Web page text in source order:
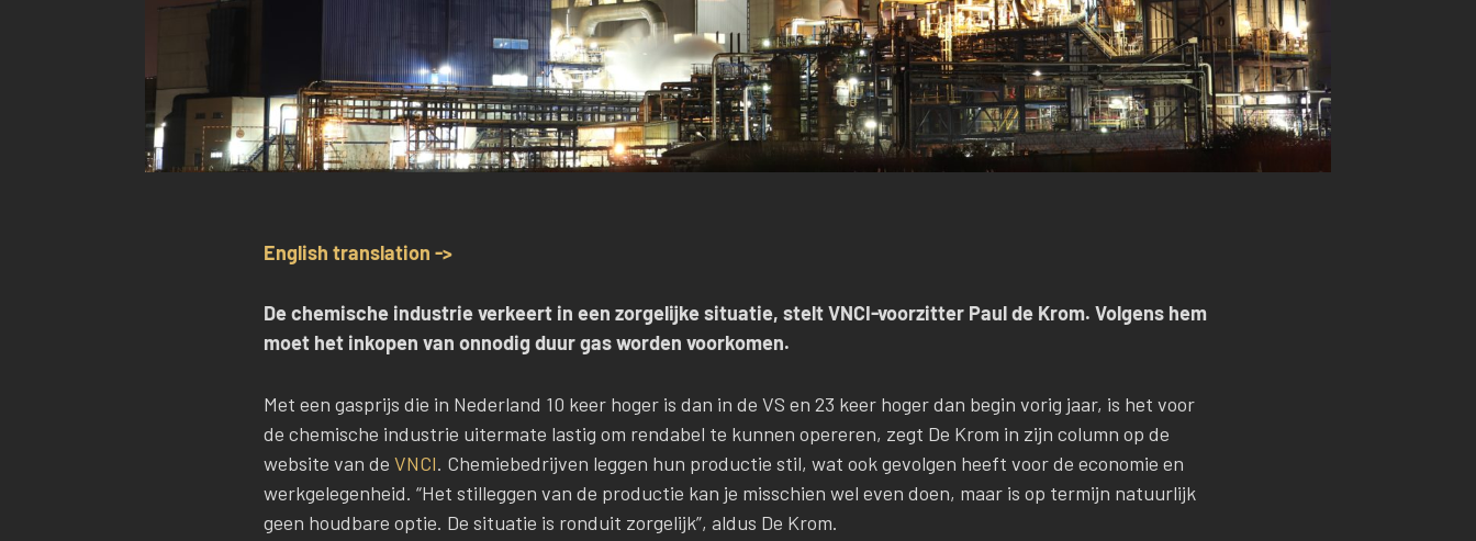
English translation ->
De chemische industrie verkeert in een zorgelijke situatie, stelt VNCI-voorzitter Paul de Krom. Volgens hem
moet het inkopen van onnodig duur gas worden voorkomen.
Met een gasprijs die in Nederland 10 keer hoger is dan in de VS en 23 keer hoger dan begin vorig jaar, is het voor
de chemische industrie uitermate lastig om rendabel te kunnen opereren, zegt De Krom in zijn column op de
website van de VNCI. Chemiebedrijven leggen hun productie stil, wat ook gevolgen heeft voor de economie en
werkgelegenheid. “Het stilleggen van de productie kan je misschien wel even doen, maar is op termijn natuurlijk
geen houdbare optie. De situatie is ronduit zorgelijk”, aldus De Krom.